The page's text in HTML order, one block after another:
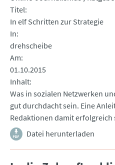
Titel
In elf Schritten zur Strategie
In
drehscheibe
Am
01.10.2015
Inhalt
Was in sozialen Netzwerken
gut durchdacht sein. Eine
Redaktionen damit erfolgreich
Datei herunterladen